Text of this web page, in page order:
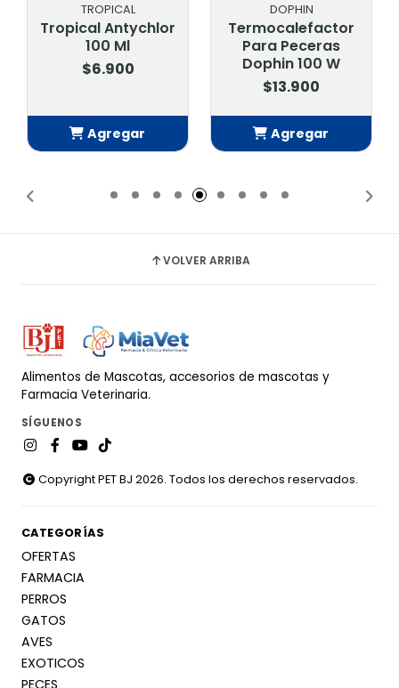
DOPHIN
Termocalefactor
Para Peceras
Dophin 100 W
Agregar
Sera Goldy
Spirulina Nature
100 mL
$4.500
Agregar
VOLVER ARRIBA
Alimentos de Mascotas, accesorios de mascotas y
Farmacia Veterinaria.
SÍGUENOS
Copyright PET BJ 2026. Todos los derechos reservados.
CATEGORÍAS
OFERTAS
FARMACIA
PERROS
GATOS
AVES
EXOTICOS